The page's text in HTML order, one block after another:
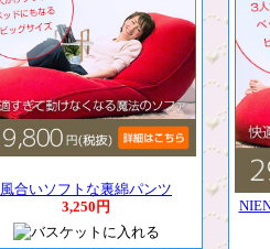
風合いソフトな裏綿パンツ
3,250円